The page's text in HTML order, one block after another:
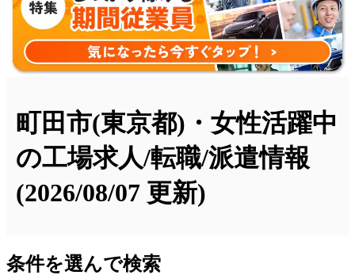
町田市(東京都)・女性活躍中
の工場求人/転職/派遣情報
(2026/08/07 更新)
条件を選んで検索